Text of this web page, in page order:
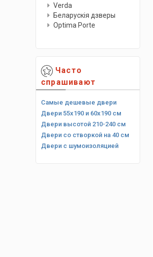
Verda
Беларускiя дзверы
Optima Porte
Часто
спрашивают
Самые дешевые двери
Двери 55х190 и 60х190 см
Двери высотой 210-240 см
Двери со створкой на 40 см
Двери с шумоизоляцией